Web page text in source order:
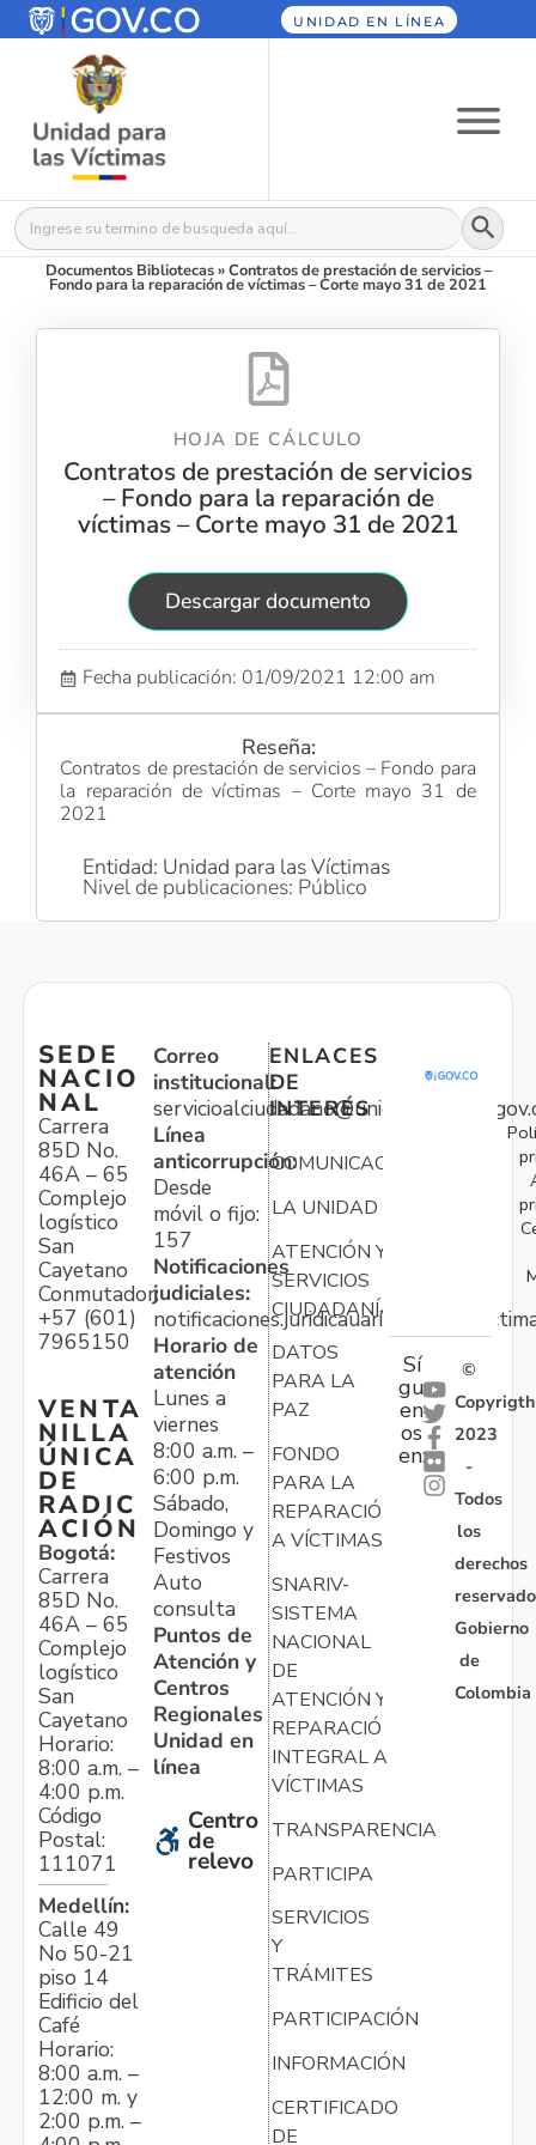
UNIDAD EN LÍNEA
Buscar: Botón
Documentos Bibliotecas»Contratos de prestación de servicios –
Fondo para la reparación de víctimas – Corte mayo 31 de 2021
HOJA DE CÁLCULO
Contratos de prestación de servicios
– Fondo para la reparación de
víctimas – Corte mayo 31 de 2021
Descargar documento
Fecha publicación: 01/09/2021 12:00 am
Reseña:
Contratos de prestación de servicios – Fondo para
la reparación de víctimas – Corte mayo 31 de
2021
Entidad: Unidad para las Víctimas
Nivel de publicaciones: Público
SEDE
NACIO
NAL
Carrera
85D No.
46A – 65
Complejo
logístico
San
Cayetano
Conmutador:
+57 (601)
7965150
VENTA
NILLA
ÚNICA
DE
RADIC
ACIÓN
Bogotá:
Carrera
85D No.
46A – 65
Complejo
logístico
San
Cayetano
Horario:
8:00 a.m. –
4:00 p.m.
Código
Postal:
111071
Medellín:
Calle 49
No 50-21
piso 14
Edificio del
Café
Horario:
8:00 a.m. –
12:00 m. y
2:00 p.m. –
Correo
institucional:
Línea
anticorrupción:
Desde
móvil o fijo:
157
Notificaciones
judiciales:
Horario de
atención
Lunes a
viernes
8:00 a.m. –
6:00 p.m.
Sábado,
Domingo y
Festivos
Auto
consulta
Puntos de
Atención y
Centros
Regionales
Unidad en
línea
Centro
de
relevo
ENLACES
DE
INTERÉS
COMUNICACIONES
LA UNIDAD
ATENCIÓN Y
SERVICIOS
CIUDADANÍA
DATOS
PARA LA
PAZ
FONDO
PARA LA
REPARACIÓN
A VÍCTIMAS
SNARIV-
SISTEMA
NACIONAL
DE
ATENCIÓN Y
REPARACIÓN
INTEGRAL A
VÍCTIMAS
TRANSPARENCIA
PARTICIPA
SERVICIOS
Y
TRÁMITES
PARTICIPACIÓN
INFORMACIÓN
CERTIFICADO
DE
Sí
gu
en
os
en:
©
Copyrigth
2023
-
Todos
los
derechos
Gobierno
de
Colombia